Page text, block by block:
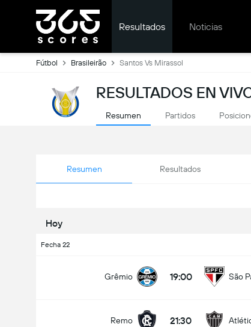
Resultados Noticias
Fútbol Brasileirão Santos Vs Mirassol
RESULTADOS EN
Resumen Partidos
Resumen Resultados
Hoy
Fecha 22
Grêmio 19:00 São
Remo 21:30